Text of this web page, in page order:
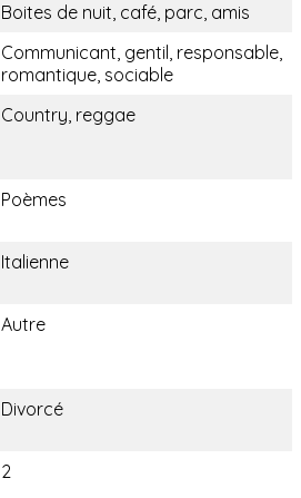
Boites de nuit, café, parc, amis
Communicant, gentil, responsable,
romantique, sociable
Country, reggae
Poèmes
Italienne
Autre
Divorcé
2